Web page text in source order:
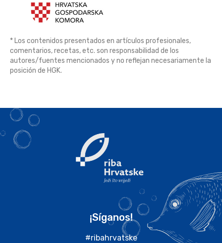
* Los contenidos presentados en artículos profesionales,
comentarios, recetas, etc. son responsabilidad de los
autores/fuentes mencionados y no reflejan necesariamente la
posición de HGK.
¡Síganos!
#ribahrvatske